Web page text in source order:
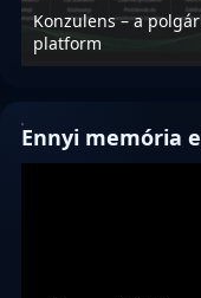
Konzulens – a
platform
Ennyi memória